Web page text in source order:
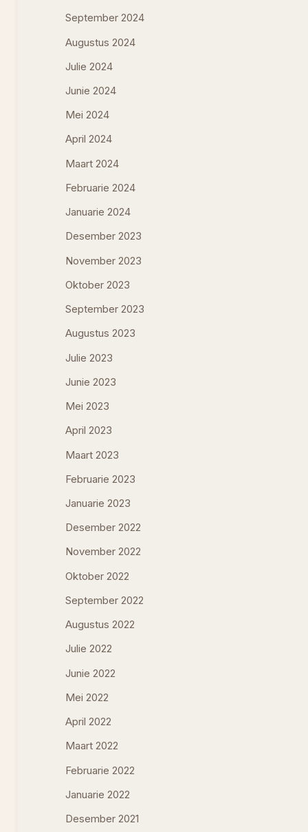
September 2024
Augustus 2024
Julie 2024
Junie 2024
Mei 2024
April 2024
Maart 2024
Februarie 2024
Januarie 2024
Desember 2023
November 2023
Oktober 2023
September 2023
Augustus 2023
Julie 2023
Junie 2023
Mei 2023
April 2023
Maart 2023
Februarie 2023
Januarie 2023
Desember 2022
November 2022
Oktober 2022
September 2022
Augustus 2022
Julie 2022
Junie 2022
Mei 2022
April 2022
Maart 2022
Februarie 2022
Januarie 2022
Desember 2021